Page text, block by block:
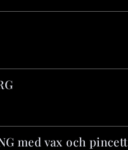
med vax och pincett